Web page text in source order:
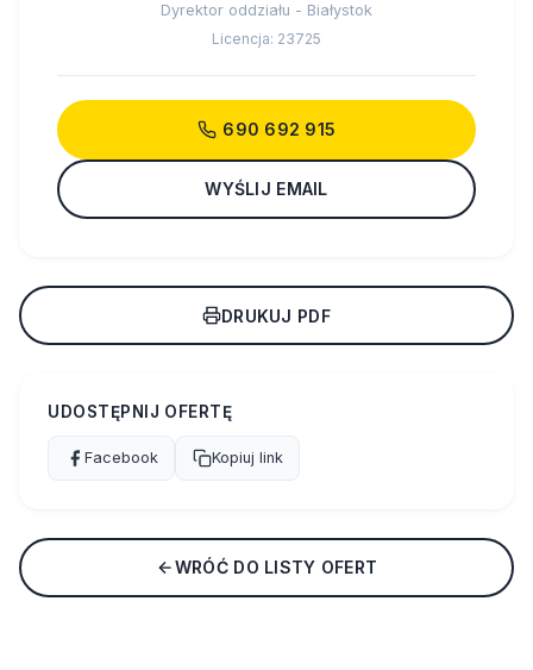
Dyrektor oddziału - Białystok
Licencja: 23725
690 692 915
WYŚLIJ EMAIL
DRUKUJ PDF
UDOSTĘPNIJ OFERTĘ
Facebook Kopiuj link
WRÓĆ DO LISTY OFERT